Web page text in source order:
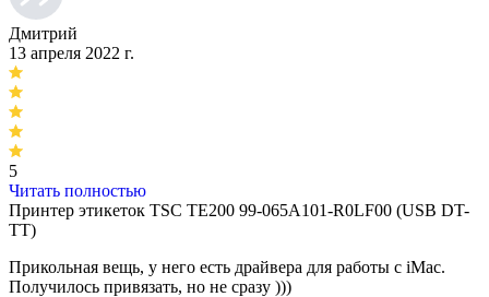
Дмитрий
13 апреля 2022 г.
5
Читать полностью
Принтер этикеток TSC TE200 99-065A101-R0LF00 (USB DT-
TT)
Прикольная вещь, у него есть драйвера для работы с iMac.
Получилось привязать, но не сразу )))